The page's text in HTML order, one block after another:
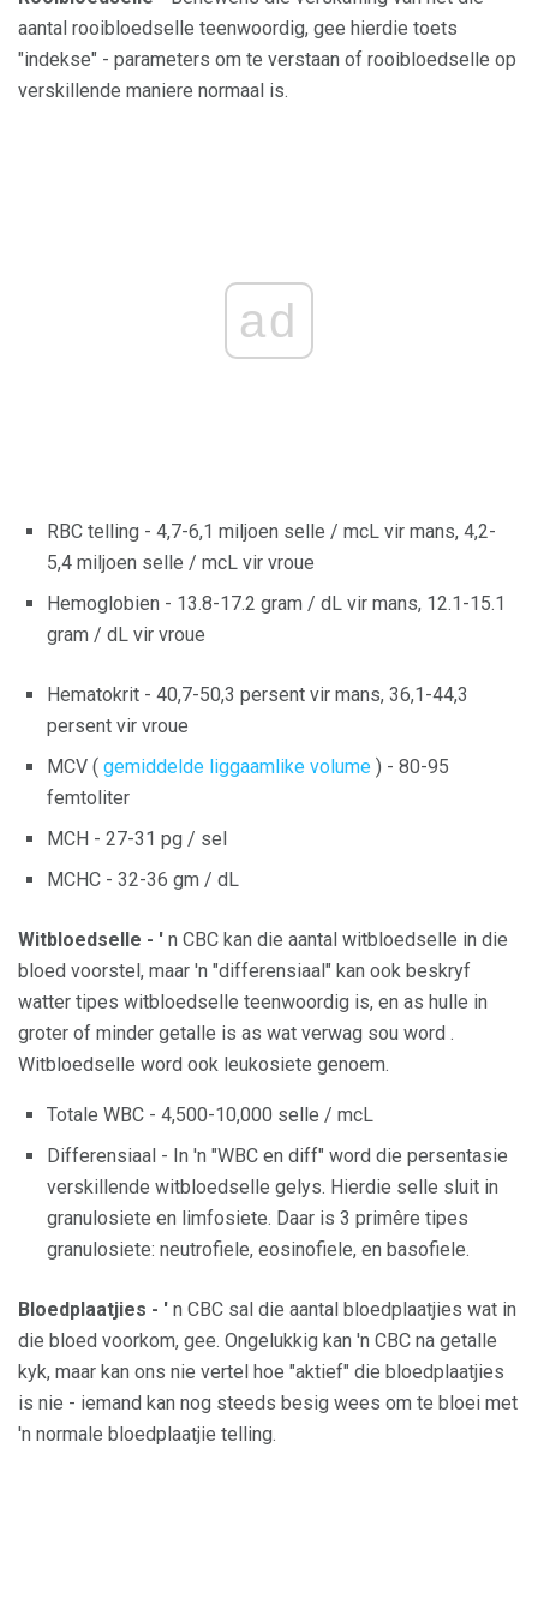
aantal rooibloedselle teenwoordig, gee hierdie toets
"indekse" - parameters om te verstaan ​​of rooibloedselle op
verskillende maniere normaal is.
ad
RBC telling - 4,7-6,1 miljoen selle / mcL vir mans, 4,2-
5,4 miljoen selle / mcL vir vroue
Hemoglobien - 13.8-17.2 gram / dL vir mans, 12.1-15.1
gram / dL vir vroue
Hematokrit - 40,7-50,3 persent vir mans, 36,1-44,3
persent vir vroue
MCV ( gemiddelde liggaamlike volume ) - 80-95
femtoliter
MCH - 27-31 pg / sel
MCHC - 32-36 gm / dL
Witbloedselle - ' n CBC kan die aantal witbloedselle in die
bloed voorstel, maar 'n "differensiaal" kan ook beskryf
watter tipes witbloedselle teenwoordig is, en as hulle in
groter of minder getalle is as wat verwag sou word .
Witbloedselle word ook leukosiete genoem.
Totale WBC - 4,500-10,000 selle / mcL
Differensiaal - In 'n "WBC en diff" word die persentasie
verskillende witbloedselle gelys. Hierdie selle sluit in
granulosiete en limfosiete. Daar is 3 primêre tipes
granulosiete: neutrofiele, eosinofiele, en basofiele.
Bloedplaatjies - ' n CBC sal die aantal bloedplaatjies wat in
die bloed voorkom, gee. Ongelukkig kan 'n CBC na getalle
kyk, maar kan ons nie vertel hoe "aktief" die bloedplaatjies
is nie - iemand kan nog steeds besig wees om te bloei met
'n normale bloedplaatjie telling.